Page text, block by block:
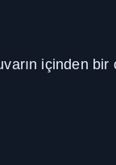
içinden